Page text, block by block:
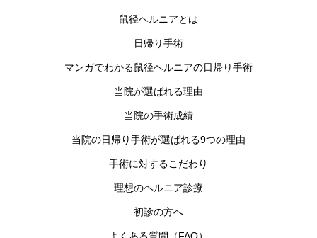
鼠径ヘルニアとは
日帰り手術
マンガでわかる鼠径ヘルニアの日帰り手術
当院が選ばれる理由
当院の手術成績
当院の日帰り手術が選ばれる9つの理由
手術に対するこだわり
理想のヘルニア診療
初診の方へ